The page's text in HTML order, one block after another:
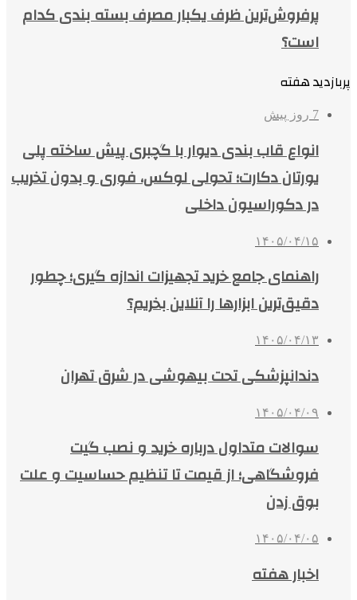
پرفروش‌ترین ظرف یکبار مصرف بسته بندی کدام
است؟
پربازدید هفته
7 روز پیش
انواع قاب بندی دیوار با گچبری پیش ساخته پلی
یورتان دکارت؛ تحولی لوکس، فوری و بدون تخریب
در دکوراسیون داخلی
۱۴۰۵/۰۴/۱۵
راهنمای جامع خرید تجهیزات اندازه گیری؛ چطور
دقیق‌ترین ابزارها را آنلاین بخریم؟
۱۴۰۵/۰۴/۱۳
دندانپزشکی تحت بیهوشی در شرق تهران
۱۴۰۵/۰۴/۰۹
سوالات متداول درباره خرید و نصب گیت
فروشگاهی؛ از قیمت تا تنظیم حساسیت و علت
بوق زدن
۱۴۰۵/۰۴/۰۵
اخبار هفته